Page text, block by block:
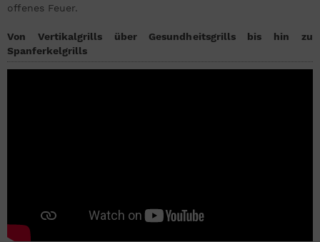
offenes Feuer.
Von Vertikalgrills über Gesundheitsgrills bis hin zu
Spanferkelgrills